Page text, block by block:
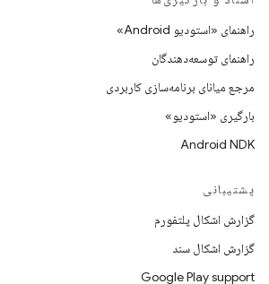
راهنمای «استودیو Android»
راهنمای توسعه‌دهندگان
مرجع میانای برنامه‌سازی کاربردی
بارگیری «استودیو»
Android NDK
پشتیبانی
گزارش اشکال پلتفورم
گزارش اشکال سند
Google Play support